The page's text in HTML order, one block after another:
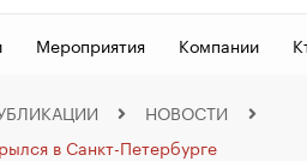
Мероприятия Компании
НОВОСТИ
в Санкт-Петербурге